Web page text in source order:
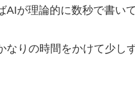
が理論的に数秒で書い
なりの時間をかけて少し